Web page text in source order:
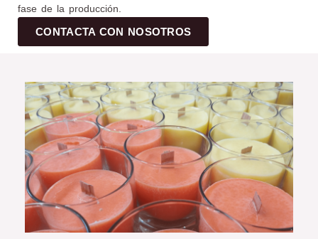
fase de la producción.
CONTACTA CON NOSOTROS